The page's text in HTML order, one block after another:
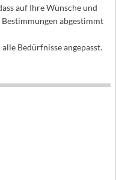
auf Ihre Wünsche und
abgestimmt
Bedürfnisse angepasst.